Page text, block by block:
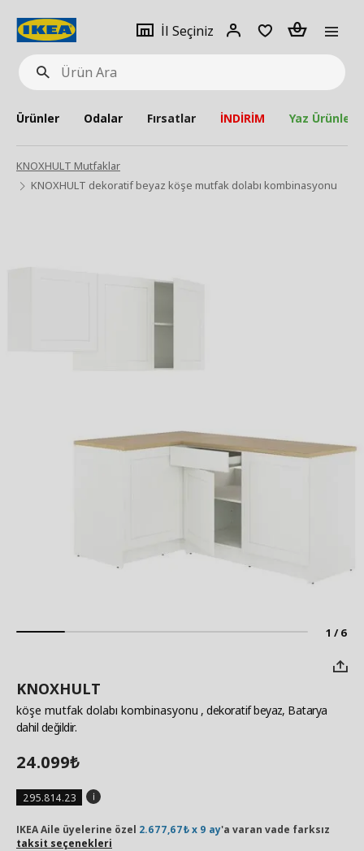
Ürün
Ara
İl Seçiniz
Giriş
Adet
Ürünler Odalar Fırsatlar İNDİRİM Yaz Ürünleri
KNOXHULT Mutfaklar
KNOXHULT dekoratif beyaz köşe mutfak dolabı kombinasyonu
1 / 6
KNOXHULT
köşe mutfak dolabı kombinasyonu , dekoratif beyaz, Batarya
dahil değildir.
24.099₺
295.814.23
IKEA Aile üyelerine özel 2.677,67₺ x 9 ay'a varan vade farksız
taksit seçenekleri